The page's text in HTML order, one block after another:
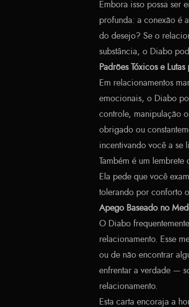
Embora isso possa ser
profunda: a conexão é
do desejo? Se o
substância, o Diabo
Padrões Tóxicos e
Em relacionamentos
emocionais, o Diabo
controle, manipulação
obrigado ou
incentivando você a se
Também é um
Ela pede que você
tolerando por conforto
Apego Baseado no
O Diabo
relacionamento. Esse
ou de não encontrar
enfrentar a verdade —
relacionamento.
Esta carta encoraja a